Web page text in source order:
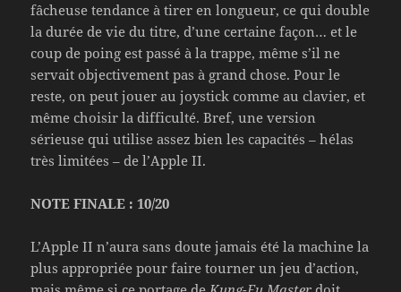
fâcheuse tendance à tirer en longueur, ce qui double
la durée de vie du titre, d’une certaine façon… et le
coup de poing est passé à la trappe, même s’il ne
servait objectivement pas à grand chose. Pour le
reste, on peut jouer au joystick comme au clavier, et
même choisir la difficulté. Bref, une version
sérieuse qui utilise assez bien les capacités – hélas
très limitées – de l’Apple II.
NOTE FINALE : 10/20
L’Apple II n’aura sans doute jamais été la machine la
plus appropriée pour faire tourner un jeu d’action,